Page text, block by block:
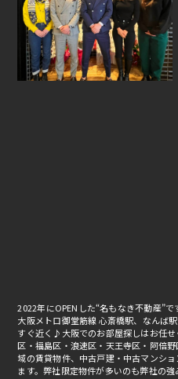
2022年にOPENした“名もなき不動産”で
大阪メトロ御堂筋線 心斎橋駅、なんば
すぐ近く♪大阪でのお部屋探しはお任
区・福島区・浪速区・天王寺区・阿倍
域の賃貸物件、中古戸建・中古マンシ
ます。弊社限定物件が多いのも弊社の